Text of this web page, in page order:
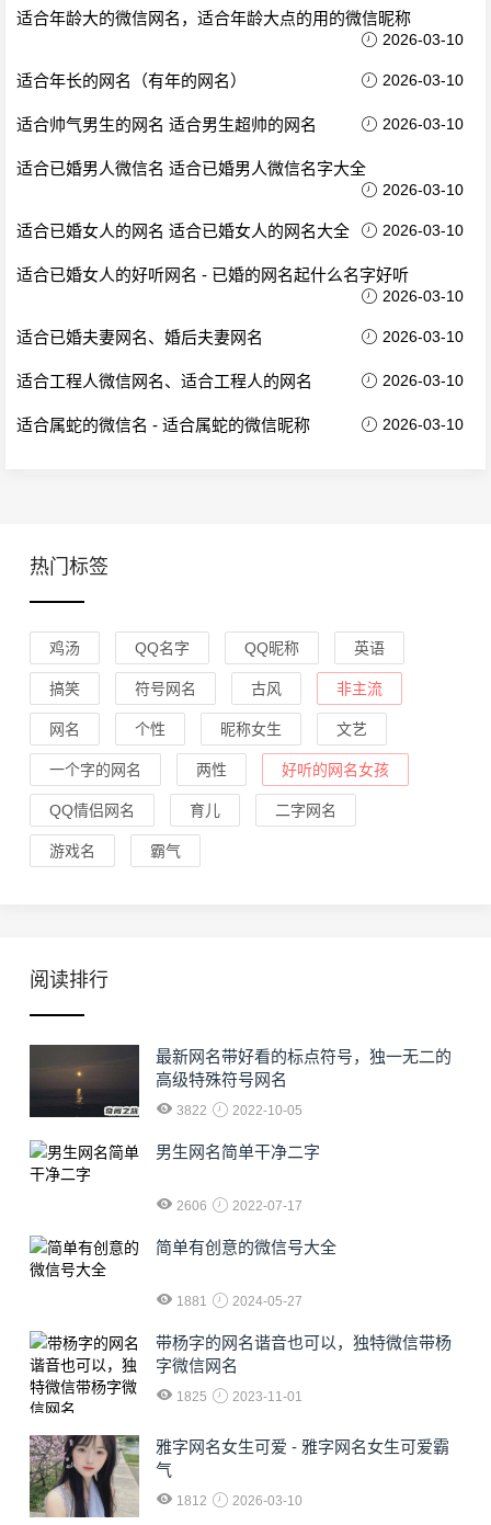
适合年龄大的微信网名，适合年龄大点的用的微信昵称
2026-03-10
适合年长的网名（有年的网名） 2026-03-10
适合帅气男生的网名 适合男生超帅的网名 2026-03-10
适合已婚男人微信名 适合已婚男人微信名字大全
2026-03-10
适合已婚女人的网名 适合已婚女人的网名大全 2026-03-10
适合已婚女人的好听网名 - 已婚的网名起什么名字好听
2026-03-10
适合已婚夫妻网名、婚后夫妻网名 2026-03-10
适合工程人微信网名、适合工程人的网名 2026-03-10
适合属蛇的微信名 - 适合属蛇的微信昵称 2026-03-10
热门标签
鸡汤 QQ名字 QQ昵称 英语
搞笑 符号网名 古风 非主流
网名 个性 昵称女生 文艺
一个字的网名 两性 好听的网名女孩
QQ情侣网名 育儿 二字网名
游戏名 霸气
阅读排行
最新网名带好看的标点符号，独一无二的
高级特殊符号网名
3822 2022-10-05
男生网名简单干净二字
2606 2022-07-17
简单有创意的微信号大全
1881 2024-05-27
​带杨字的网名谐音也可以，独特微信带杨
字微信网名
1825 2023-11-01
雅字网名女生可爱 - 雅字网名女生可爱霸
气
1812 2026-03-10